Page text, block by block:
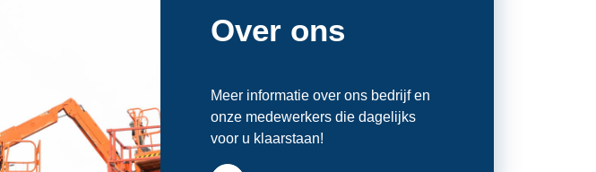
Over ons
Meer informatie over ons bedrijf en
onze medewerkers die dagelijks
voor u klaarstaan!